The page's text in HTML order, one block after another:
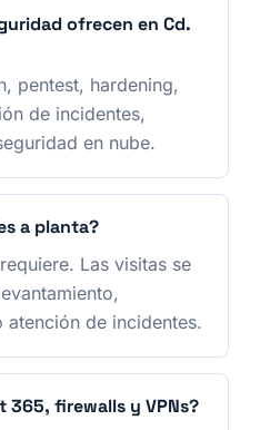
ofrecen en Cd.
pentest, hardening,
de incidentes,
en nube.
a planta?
Las visitas se
de incidentes.
365, firewalls y VPNs?